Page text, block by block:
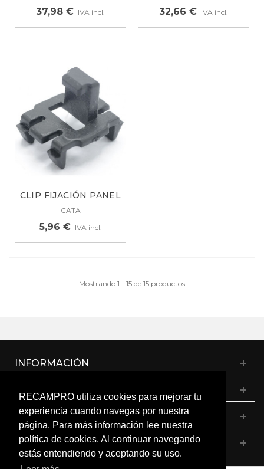
RECAMPRO utiliza cookies para mejorar tu
experiencia cuando navegas por nuestra
página. Para más información lee nuestra
política de cookies. Al continuar navegando
estás entendiendo y aceptando su uso.
37,98 € IVA incl. 32,66 € IVA incl.
CLIP FIJACIÓN PANEL
FRONTAL...
CATA
5,96 € IVA incl.
Mostrando 1 - 15 de 15 productos
INFORMACIÓN
MI CUENTA
CONTÁCTANOS